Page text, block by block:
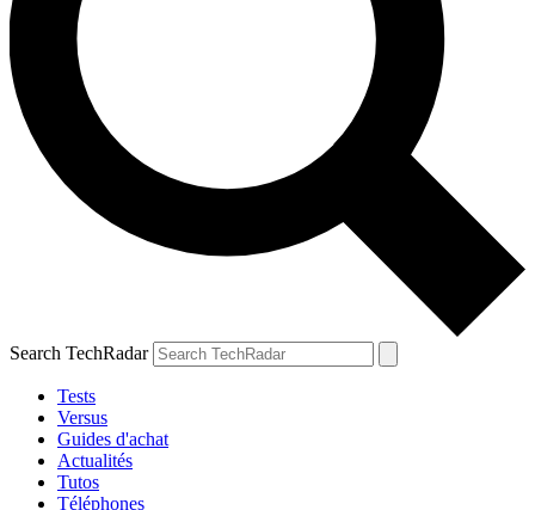
Search TechRadar
Tests
Versus
Guides d'achat
Actualités
Tutos
Téléphones